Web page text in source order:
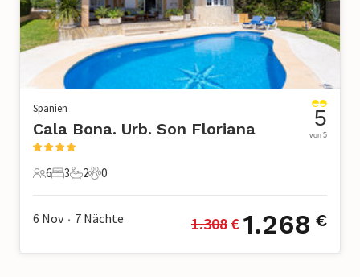
Spanien
Cala Bona. Urb. Son Floriana
6 Gäste
6
3 Schlafzimmer
3
2 Badezimmer
2
0 Haustiere
0
5
von 5
6 Nov • 7 Nächte 1.308 € 1.268 €